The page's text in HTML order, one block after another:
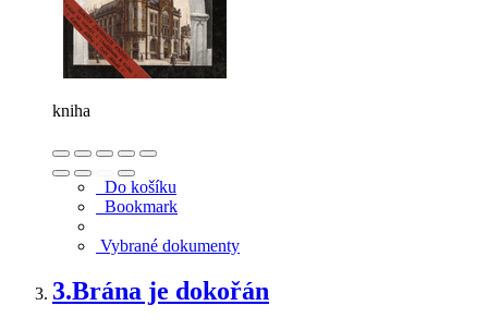
kniha
Do košíku
Bookmark
Vybrané dokumenty
3.Brána je dokořán